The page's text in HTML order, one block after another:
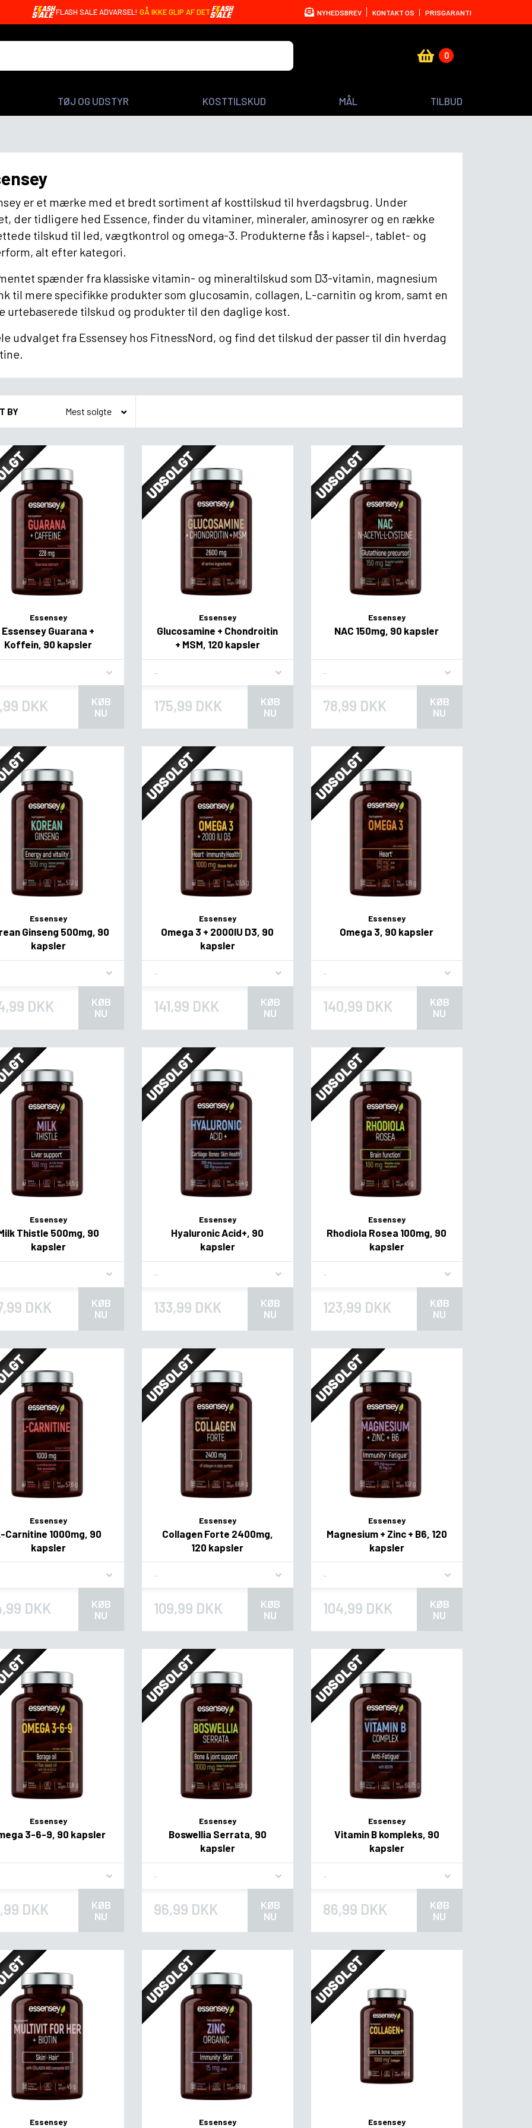
OREO BARS MED 20G PROTEIN - KUN 4,99 DKK 🤩 NYHEDSBREV KONTAKT OS PRISGARANTI
0
TØJ OG UDSTYR KOSTTILSKUD MÅL TILBUD
er et mærke med et bredt sortiment af kosttilskud til hverdagsbrug. Under
der tidligere hed Essence, finder du vitaminer, mineraler, aminosyrer og en række
tilskud til led, vægtkontrol og omega-3. Produkterne fås i kapsel-, tablet- og
alt efter kategori.
spænder fra klassiske vitamin- og mineraltilskud som D3-vitamin, magnesium
til mere specifikke produkter som glucosamin, collagen, L-carnitin og krom, samt en
urtebaserede tilskud og produkter til den daglige kost.
udvalget fra Essensey hos FitnessNord, og find det tilskud der passer til din hverdag
BY
Essensey
Essensey Guarana +
Koffein, 90 kapsler
DKK
KØB
NU
UDSOLGT
Essensey
Glucosamine + Chondroitin
+ MSM, 120 kapsler
175,99 DKK
KØB
NU
UDSOLGT
Essensey
NAC 150mg, 90 kapsler
78,99 DKK
KØB
NU
Essensey
Ginseng 500mg, 90
kapsler
DKK
KØB
NU
UDSOLGT
Essensey
Omega 3 + 2000IU D3, 90
kapsler
141,99 DKK
KØB
NU
UDSOLGT
Essensey
Omega 3, 90 kapsler
140,99 DKK
KØB
NU
Essensey
Thistle 500mg, 90
kapsler
DKK
KØB
NU
UDSOLGT
Essensey
Hyaluronic Acid+, 90
kapsler
133,99 DKK
KØB
NU
UDSOLGT
Essensey
Rhodiola Rosea 100mg, 90
kapsler
123,99 DKK
KØB
NU
Essensey
Carnitine 1000mg, 90
kapsler
DKK
KØB
NU
UDSOLGT
Essensey
Collagen Forte 2400mg,
120 kapsler
109,99 DKK
KØB
NU
UDSOLGT
Essensey
Magnesium + Zinc + B6, 120
kapsler
104,99 DKK
KØB
NU
Essensey
3-6-9, 90 kapsler
DKK
KØB
NU
UDSOLGT
Essensey
Boswellia Serrata, 90
kapsler
96,99 DKK
KØB
NU
UDSOLGT
Essensey
Vitamin B kompleks, 90
kapsler
86,99 DKK
KØB
NU
Essensey
UDSOLGT
Essensey
UDSOLGT
Essensey